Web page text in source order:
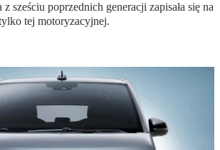
sześciu poprzednich generacji zapisała się na
tej motoryzacyjnej.